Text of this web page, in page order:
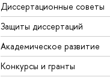
Диссертационные советы
Защиты диссертаций
Академическое развитие
Конкурсы и гранты